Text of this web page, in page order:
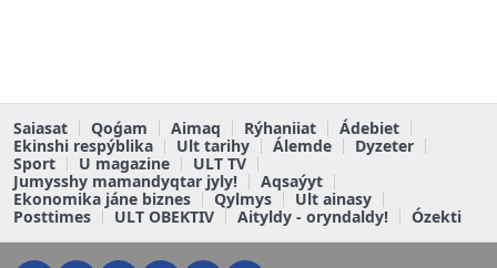
Saiasat Qoǵam Aimaq Rýhaniiat
Ádebiet
Ekinshi respýblika
Ult tarihy Álemde
Dyzeter
Sport
U magazine
ULT TV
Jumysshy mamandyqtar jyly!
Aqsaýyt
Ekonomika jáne biznes
Qylmys
Ult ainasy
Posttimes
ULT OBEKTIV Aityldy - oryndaldy! Ózekti